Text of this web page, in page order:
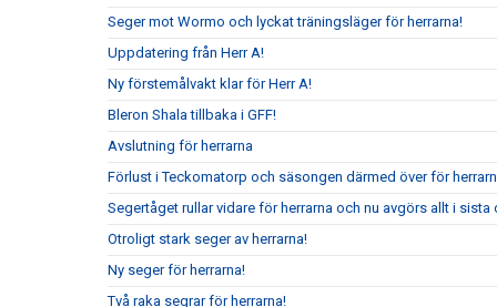
Seger mot Wormo och lyckat träningsläger för herrarna!
Uppdatering från Herr A!
Ny förstemålvakt klar för Herr A!
Bleron Shala tillbaka i GFF!
Avslutning för herrarna
Förlust i Teckomatorp och säsongen därmed över för
Segertåget rullar vidare för herrarna och nu avgörs allt i sista
Otroligt stark seger av herrarna!
Ny seger för herrarna!
Två raka segrar för herrarna!